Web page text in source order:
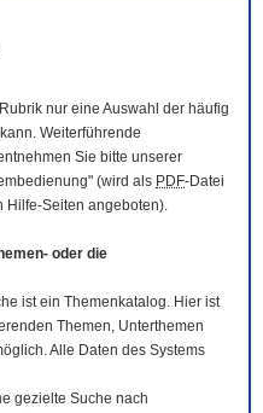
nur eine Auswahl der häufig
Weiterführende
Sie bitte unserer
(wird als PDF-Datei
Hilfe-Seiten angeboten).
oder die
ist ein Themenkatalog. Hier ist
Themen, Unterthemen
Alle Daten des Systems
gezielte Suche nach